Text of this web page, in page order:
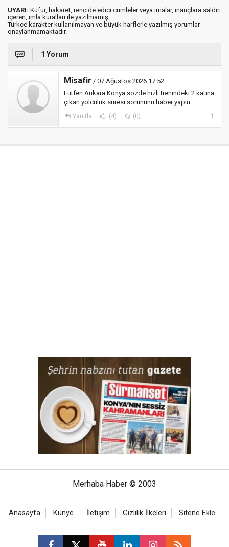
UYARI: Küfür, hakaret, rencide edici cümleler veya imalar, inançlara saldırı
içeren, imla kuralları ile yazılmamış,
Türkçe karakter kullanılmayan ve büyük harflerle yazılmış yorumlar
onaylanmamaktadır.
1 Yorum
Misafir / 07 Ağustos 2026 17:52
Lütfen Ankara Konya sözde hızlı trenindeki 2 katına
çıkan yolculuk süresi sorununu haber yapın.
Yanıtla (4) (0)
Merhaba Haber © 2003
Anasayfa Künye İletişim Gizlilik İlkeleri Sitene Ekle